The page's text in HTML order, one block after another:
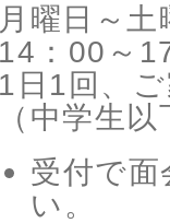
月曜日～
14：00～
1日1回、
（中学生
受付で
い。